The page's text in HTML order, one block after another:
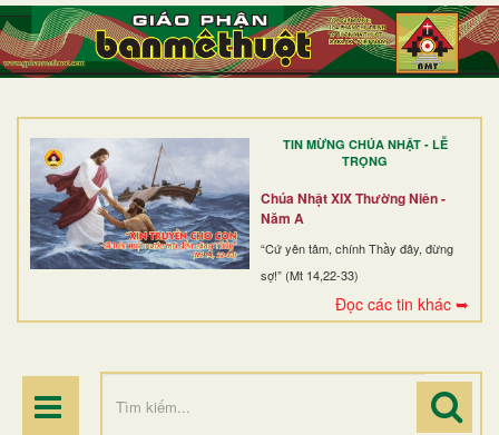
TIN MỪNG CHÚA NHẬT - LỄ
TRỌNG
Chúa Nhật XIX Thường Niên -
Năm A
“Cứ yên tâm, chính Thầy đây, đừng
sợ!” (Mt 14,22-33)
Đọc các tin khác ➥
TRANG NHẤT
GIỚI THIỆU
DÒNG TU
BAN MỤC VỤ
ĐOÀN THỂ CG
ĐIỂM HÀNH HƯƠNG